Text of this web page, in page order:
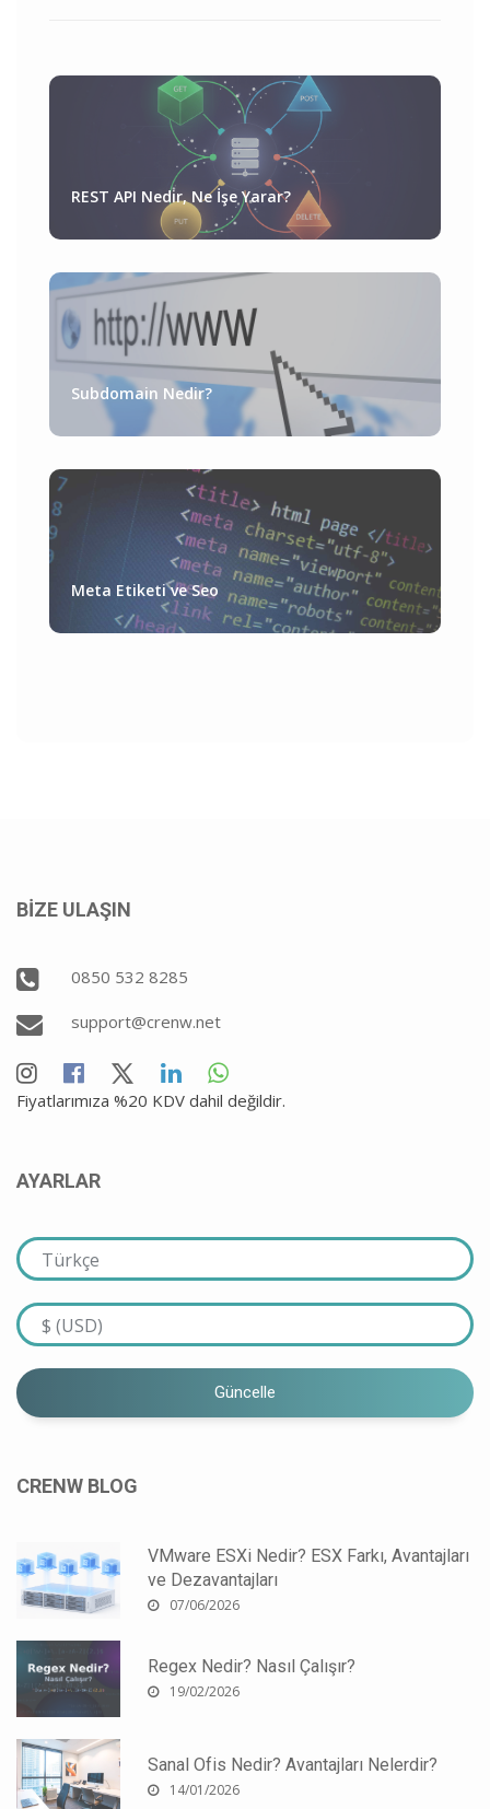
REST API Nedir, Ne İşe Yarar?
Subdomain Nedir?
Meta Etiketi ve Seo
BİZE ULAŞIN
0850 532 8285
support@crenw.net
Fiyatlarımıza %20 KDV dahil değildir.
AYARLAR
Güncelle
CRENW BLOG
VMware ESXi Nedir? ESX Farkı, Avantajları
ve Dezavantajları
07/06/2026
Regex Nedir? Nasıl Çalışır?
19/02/2026
Sanal Ofis Nedir? Avantajları Nelerdir?
14/01/2026